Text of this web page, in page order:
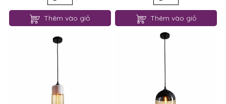
Thêm vào giỏ Thêm vào giỏ